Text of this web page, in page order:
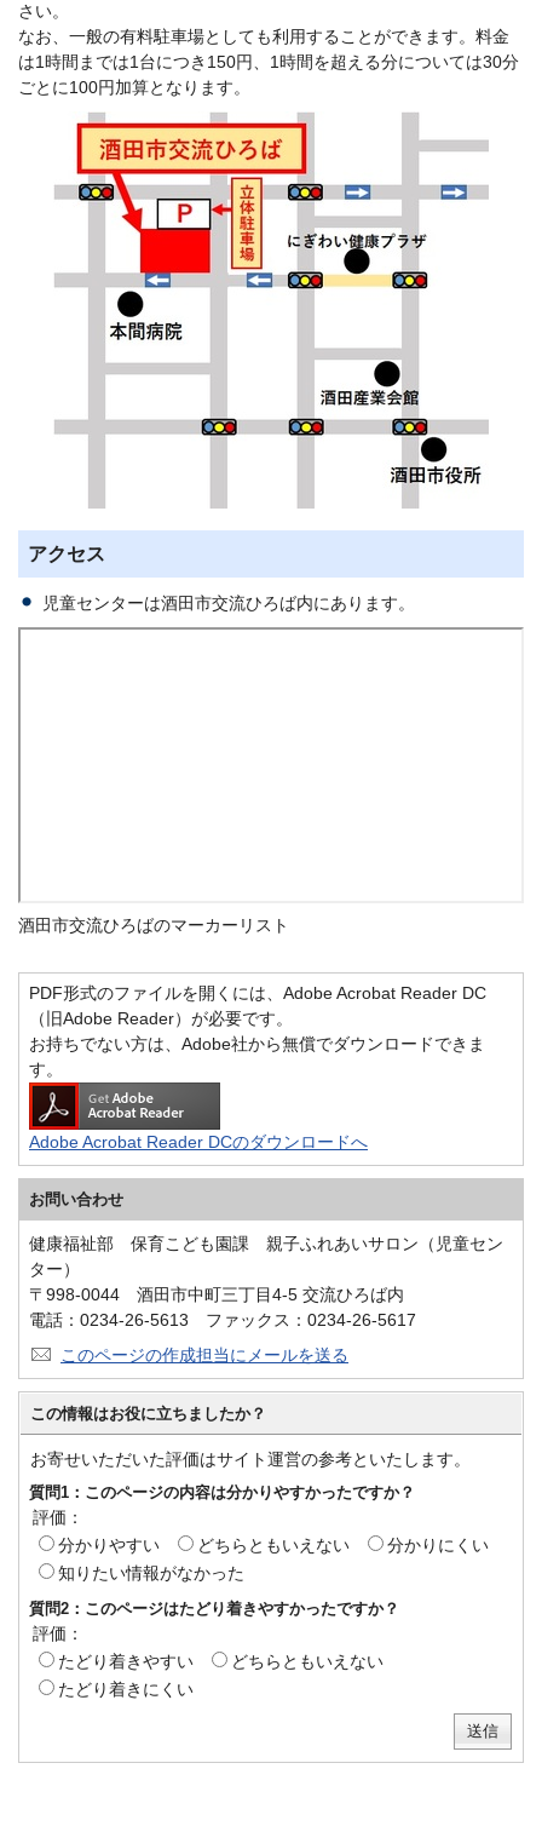
さい。
なお、一般の有料駐車場としても利用することができます。料金
は1時間までは1台につき150円、1時間を超える分については30分
ごとに100円加算となります。
アクセス
児童センターは酒田市交流ひろば内にあります。
酒田市交流ひろばのマーカーリスト
PDF形式のファイルを開くには、Adobe Acrobat Reader DC
（旧Adobe Reader）が必要です。
お持ちでない方は、Adobe社から無償でダウンロードできま
す。
Adobe Acrobat Reader DCのダウンロードへ
お問い合わせ
健康福祉部 保育こども園課 親子ふれあいサロン（児童セン
ター）
〒998-0044 酒田市中町三丁目4-5 交流ひろば内
電話：0234-26-5613 ファックス：0234-26-5617
このページの作成担当にメールを送る
この情報はお役に立ちましたか？
お寄せいただいた評価はサイト運営の参考といたします。
質問1：このページの内容は分かりやすかったですか？
評価：
分かりやすい
どちらともいえない
分かりにくい
知りたい情報がなかった
質問2：このページはたどり着きやすかったですか？
評価：
たどり着きやすい
どちらともいえない
たどり着きにくい